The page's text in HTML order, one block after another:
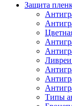
Защита
Ливреи
Типы